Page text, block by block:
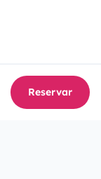
Reservar